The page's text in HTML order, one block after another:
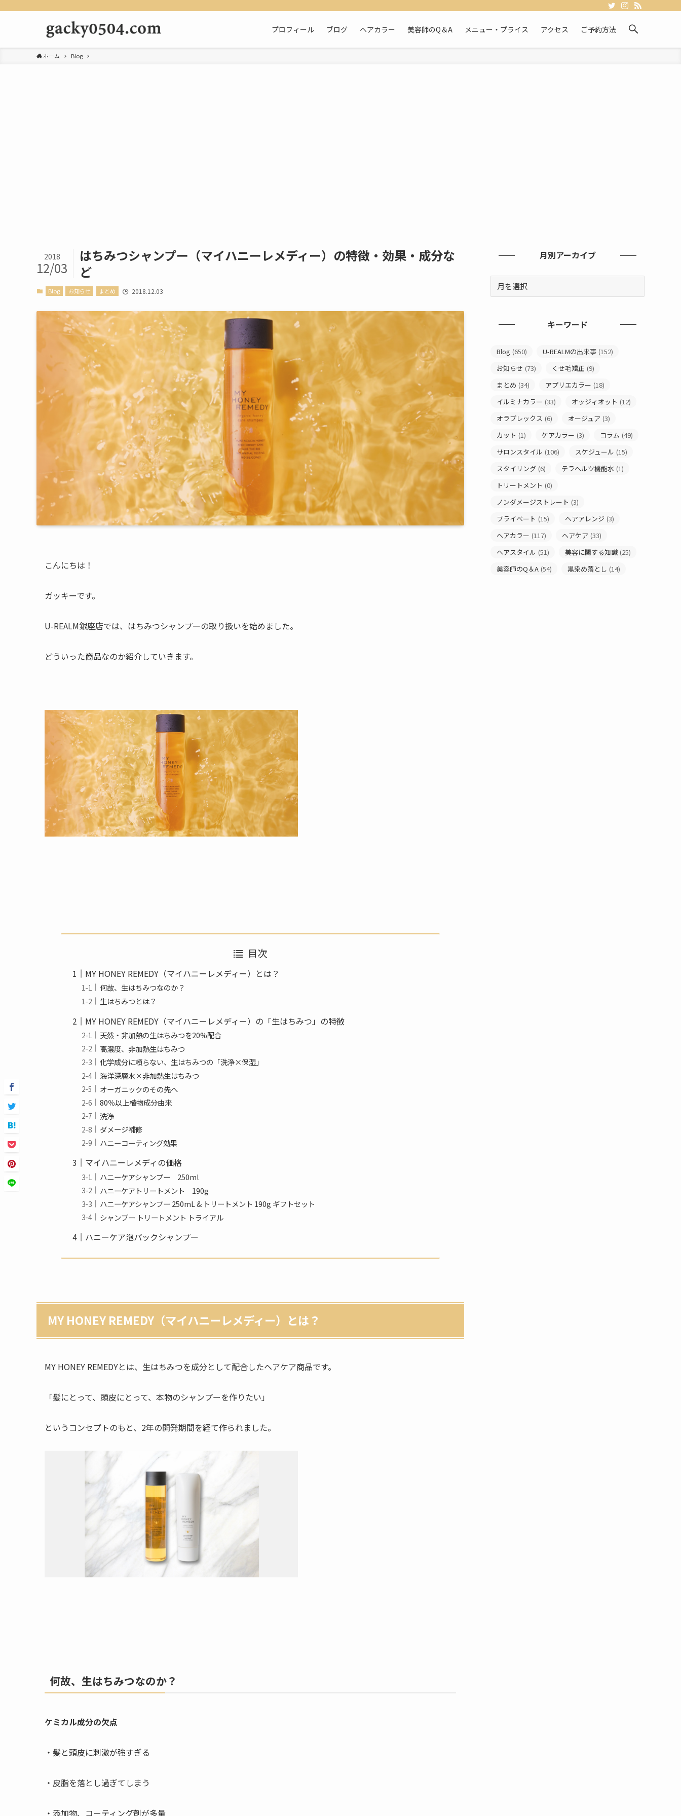
プロフィール ブログ ヘアカラー 美容師のQ＆A メニュー・プライス アクセス ご予約方法
ホーム Blog
はちみつシャンプー（マイハニーレメディー）の特徴・効果・成分な
ど
2018
12/03
Blog お知らせ まとめ 2018.12.03
こんにちは！
ガッキーです。
U-REALM銀座店では、はちみつシャンプーの取り扱いを始めました。
どういった商品なのか紹介していきます。
目次
MY HONEY REMEDY（マイハニーレメディー）とは？
何故、生はちみつなのか？
生はちみつとは？
MY HONEY REMEDY（マイハニーレメディー）の「生はちみつ」の特徴
天然・非加熱の生はちみつを20%配合
高濃度、非加熱生はちみつ
化学成分に頼らない、生はちみつの「洗浄×保湿」
海洋深層水×非加熱生はちみつ
オーガニックのその先へ
80％以上植物成分由来
洗浄
ダメージ補修
ハニーコーティング効果
マイハニーレメディの価格
ハニーケアシャンプー 250ml
ハニーケアトリートメント 190g
ハニーケアシャンプー 250mL & トリートメント 190g ギフトセット
シャンプー トリートメント トライアル
ハニーケア泡パックシャンプー
MY HONEY REMEDY（マイハニーレメディー）とは？
MY HONEY REMEDYとは、生はちみつを成分として配合したヘアケア商品です。
「髪にとって、頭皮にとって、本物のシャンプーを作りたい」
というコンセプトのもと、2年の開発期間を経て作られました。
何故、生はちみつなのか？
ケミカル成分の欠点
・髪と頭皮に刺激が強すぎる
・皮脂を落とし過ぎてしまう
・添加物、コーティング剤が多量
月別アーカイブ
キーワード
Blog (650) U-REALMの出来事 (152)
お知らせ (73) くせ毛矯正 (9)
まとめ (34) アプリエカラー (18)
イルミナカラー (33) オッジィオット (12)
オラプレックス (6) オージュア (3)
カット (1) ケアカラー (3) コラム (49)
サロンスタイル (106) スケジュール (15)
スタイリング (6) テラヘルツ機能水 (1)
トリートメント (0)
ノンダメージストレート (3)
プライベート (15) ヘアアレンジ (3)
ヘアカラー (117) ヘアケア (33)
ヘアスタイル (51) 美容に関する知識 (25)
美容師のQ＆A (54) 黒染め落とし (14)